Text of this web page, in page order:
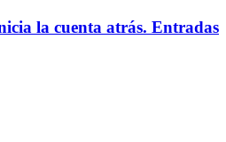
la cuenta atrás. Entradas